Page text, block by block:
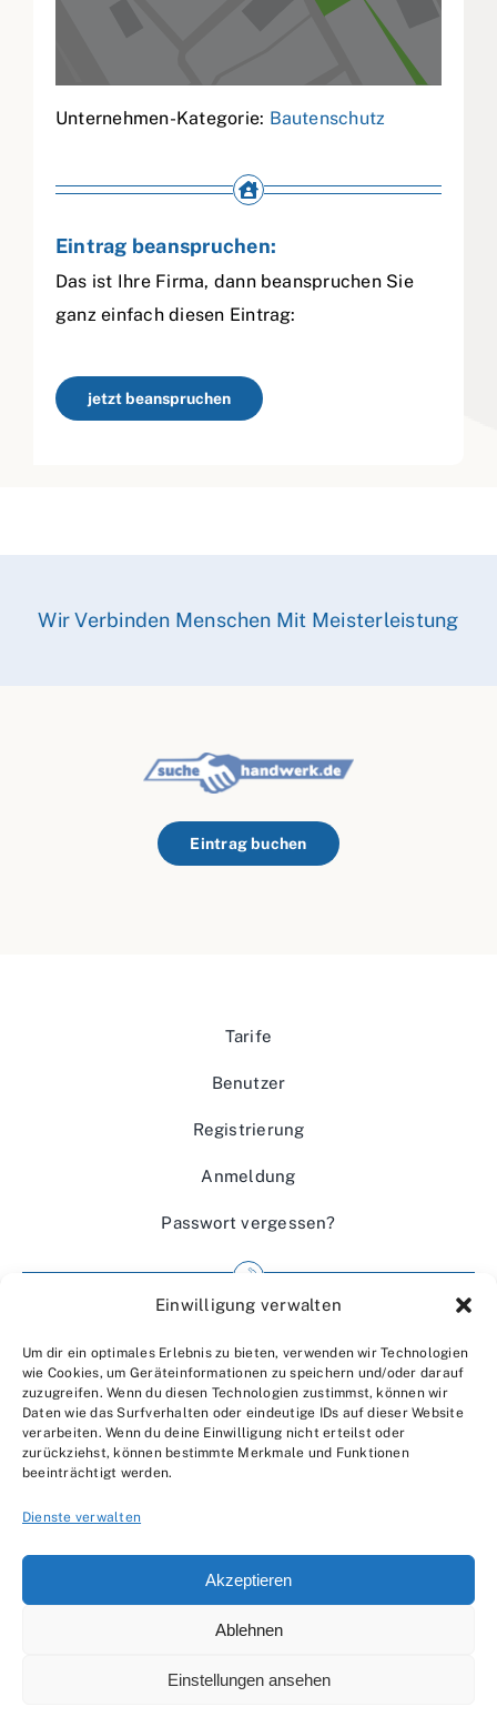
Einwilligung verwalten
Um dir ein optimales Erlebnis zu bieten, verwenden wir Technologien
wie Cookies, um Geräteinformationen zu speichern und/oder darauf
zuzugreifen. Wenn du diesen Technologien zustimmst, können wir
Daten wie das Surfverhalten oder eindeutige IDs auf dieser Website
verarbeiten. Wenn du deine Einwilligung nicht erteilst oder
zurückziehst, können bestimmte Merkmale und Funktionen
beeinträchtigt werden.
Dienste verwalten
Akzeptieren
Ablehnen
Einstellungen ansehen
Unternehmen-Kategorie: Bautenschutz
Eintrag beanspruchen:
Das ist Ihre Firma, dann beanspruchen Sie
ganz einfach diesen Eintrag:
jetzt beanspruchen
Wir Verbinden Menschen Mit Meisterleistung
Eintrag buchen
Tarife
Benutzer
Registrierung
Anmeldung
Passwort vergessen?
Wir über uns
Kontakt
Datenschutzerklärung
© 2007 - 2026 •by Moveco